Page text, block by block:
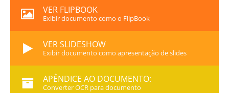
VER FLIPBOOK
Exibir documento como o FlipBook
VER SLIDESHOW
Exibir documento como apresentação de slides
APÊNDICE AO DOCUMENTO:
Converter OCR para documento